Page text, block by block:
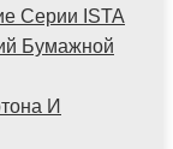
Серии ISTA
Бумажной
И